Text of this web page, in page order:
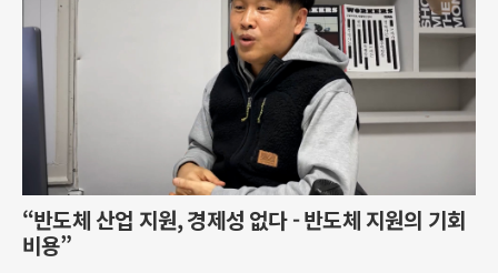
“반도체 산업 지원, 경제성 없다 - 반도체 지원의 기회
비용”